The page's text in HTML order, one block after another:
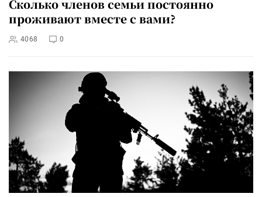
Сколько членов семьи постоянно
проживают вместе с вами?
4068 0